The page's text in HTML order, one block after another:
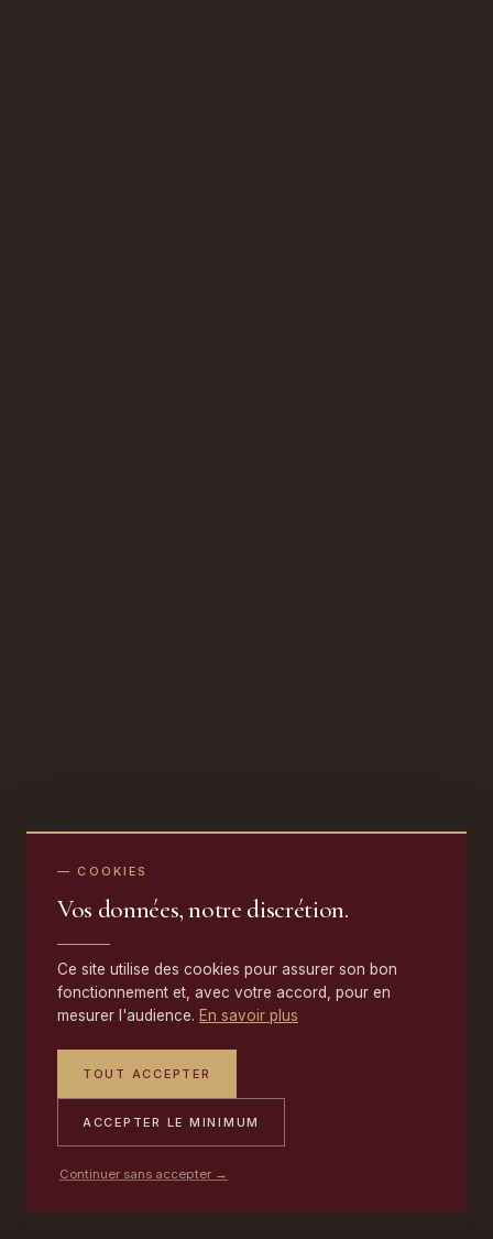
— COOKIES
Vos données, notre discrétion.
Ce site utilise des cookies pour assurer son bon
fonctionnement et, avec votre accord, pour en
mesurer l'audience. En savoir plus
TOUT ACCEPTER
ACCEPTER LE MINIMUM
Continuer sans accepter →